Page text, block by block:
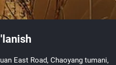
East Road, Chaoyang tumani,